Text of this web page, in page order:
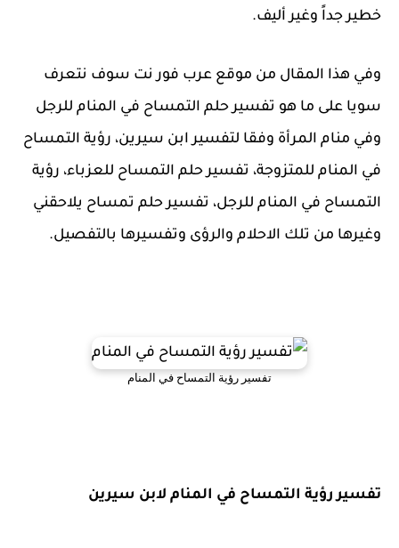
خطير جداً وغير أليف.
وفي هذا المقال من موقع عرب فور نت سوف نتعرف
سويا على ما هو تفسير حلم التمساح في المنام للرجل
وفي منام المرأة وفقا لتفسير ابن سيرين، رؤية التمساح
في المنام للمتزوجة، تفسير حلم التمساح للعزباء، رؤية
التمساح في المنام للرجل، تفسير حلم تمساح يلاحقني
وغيرها من تلك الاحلام والرؤى وتفسيرها بالتفصيل.
تفسير رؤية التمساح في المنام
تفسير رؤية التمساح في المنام لابن سيرين